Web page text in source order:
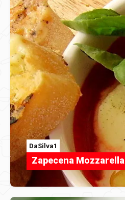
DaSilva1
Zapecena Mozzarella